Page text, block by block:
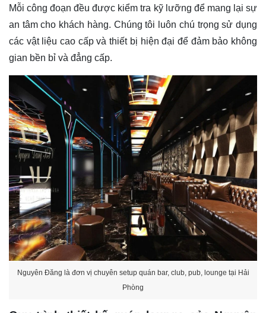
Mỗi công đoạn đều được kiểm tra kỹ lưỡng để mang lại sự
an tâm cho khách hàng. Chúng tôi luôn chú trọng sử dụng
các vật liệu cao cấp và thiết bị hiện đại để đảm bảo không
gian bền bỉ và đẳng cấp.
Nguyên Đăng là đơn vị chuyên setup quán bar, club, pub, lounge tại Hải
Phòng